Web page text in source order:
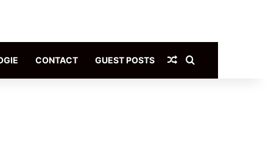
CONTACT GUEST POSTS Article Aléatoire